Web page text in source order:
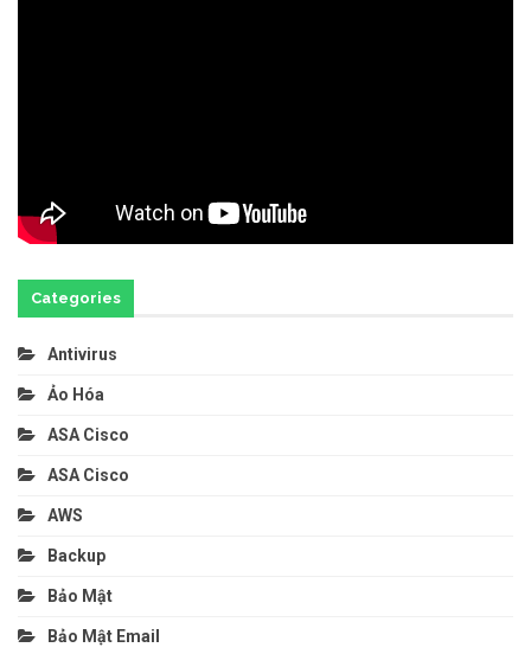
Categories
Antivirus
Ảo Hóa
ASA Cisco
ASA Cisco
AWS
Backup
Bảo Mật
Bảo Mật Email